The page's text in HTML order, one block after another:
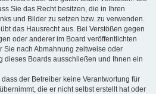
Sie das Recht besitzen, die in Ihren
und Bilder zu setzen bzw. zu verwenden.
das Hausrecht aus. Bei Verstößen gegen
oder anderer im Board veröffentlichten
Sie nach Abmahnung zeitweise oder
dieses Boards ausschließen und Ihnen ein
der Betreiber keine Verantwortung für
die er nicht selbst erstellt hat oder